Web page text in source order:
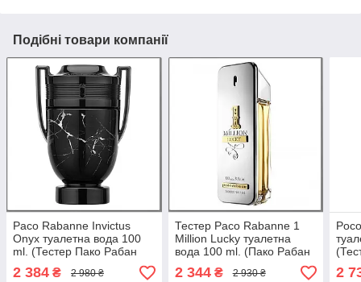
Подібні товари компанії
Paco Rabanne Invictus
Onyx туалетна вода 100
ml. (Тестер Пако Рабан
Івіктус Онікс)
2 384 ₴ 2 980 ₴
Тестер Paco Rabanne 1
Million Lucky туалетна
вода 100 ml. (Пако Рабан
1 Мільйон Лаки)
2 344₴ 2 930 ₴ 2